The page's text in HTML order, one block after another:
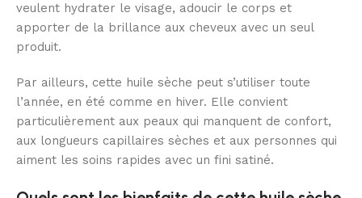
veulent hydrater le visage, adoucir le corps et
apporter de la brillance aux cheveux avec un seul
produit.
Par ailleurs, cette huile sèche peut s’utiliser toute
l’année, en été comme en hiver. Elle convient
particulièrement aux peaux qui manquent de confort,
aux longueurs capillaires sèches et aux personnes qui
aiment les soins rapides avec un fini satiné.